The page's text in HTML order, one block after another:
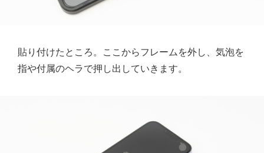
貼り付けたところ。ここからフレームを外し、気泡を
指や付属のヘラで押し出していきます。